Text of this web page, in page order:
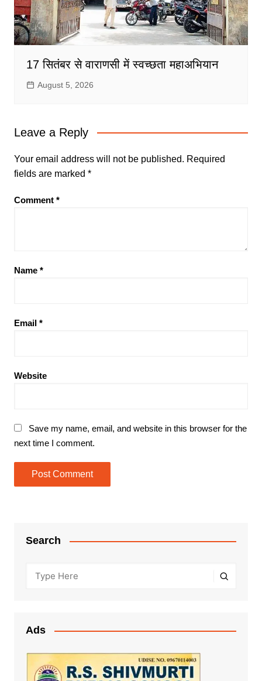
17 सितंबर से वाराणसी में स्वच्छता महाअभियान
August 5, 2026
Leave a Reply
Your email address will not be published. Required
fields are marked *
Comment *
Name *
Email *
Website
Save my name, email, and website in this browser for the
next time I comment.
Search
Ads